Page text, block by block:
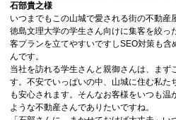
石部貴之様
いつまでもこの山城で愛される街の不動産
徳島文理大学の学生さん向けに集客を絞っ
客プランを立てやすいですしSEO対策も
んです。
当社を訪れる学生さんと親御さんは、まず
す。不安でいっぱいの中、山城に住む私た
も安心されます。そんなお客様をいつも温
ような不動産さんでありたいですね。